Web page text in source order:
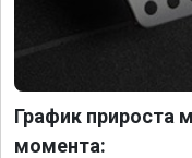
График прироста
момента: